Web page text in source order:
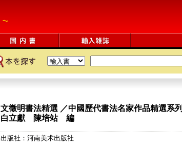
文徵明書法精選 ／中國歷代書法名家作品精選系列
白立獻 陳培站 編
出版社：河南美术出版社